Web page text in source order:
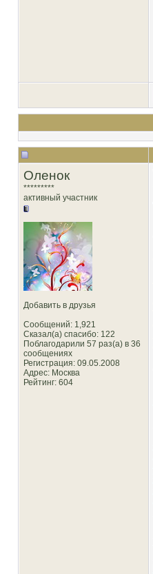
Оленок
*********
активный участник
Добавить в друзья
Сообщений: 1,921
Сказал(а) спасибо: 122
Поблагодарили 57 раз(а) в 36
сообщениях
Регистрация: 09.05.2008
Адрес: Москва
Рейтинг: 604